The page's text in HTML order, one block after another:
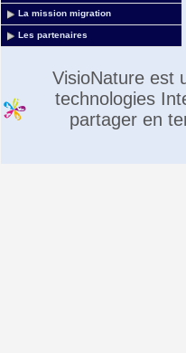
La mission migration
Les partenaires
VisioNature est
technologies
partager en